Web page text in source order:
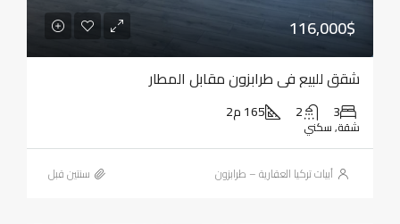
116,000$
شقق للبيع في طرابزون مقابل المطار
3
2 165 م2
شقة, سكني
أبيات تركيا العقارية – طرابزون ‏سنتين قبل